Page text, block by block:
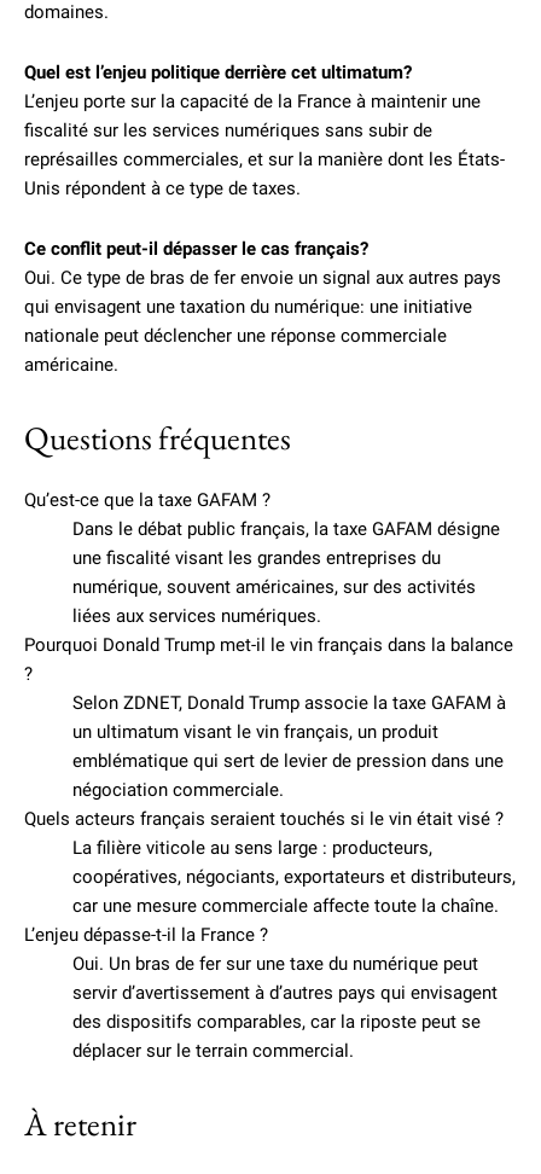
domaines.
Quel est l’enjeu politique derrière cet ultimatum?
L’enjeu porte sur la capacité de la France à maintenir une
fiscalité sur les services numériques sans subir de
représailles commerciales, et sur la manière dont les États-
Unis répondent à ce type de taxes.
Ce conflit peut-il dépasser le cas français?
Oui. Ce type de bras de fer envoie un signal aux autres pays
qui envisagent une taxation du numérique: une initiative
nationale peut déclencher une réponse commerciale
américaine.
Questions fréquentes
Qu’est-ce que la taxe GAFAM ?
Dans le débat public français, la taxe GAFAM désigne
une fiscalité visant les grandes entreprises du
numérique, souvent américaines, sur des activités
liées aux services numériques.
Pourquoi Donald Trump met-il le vin français dans la balance
?
Selon ZDNET, Donald Trump associe la taxe GAFAM à
un ultimatum visant le vin français, un produit
emblématique qui sert de levier de pression dans une
négociation commerciale.
Quels acteurs français seraient touchés si le vin était visé ?
La filière viticole au sens large : producteurs,
coopératives, négociants, exportateurs et distributeurs,
car une mesure commerciale affecte toute la chaîne.
L’enjeu dépasse-t-il la France ?
Oui. Un bras de fer sur une taxe du numérique peut
servir d’avertissement à d’autres pays qui envisagent
des dispositifs comparables, car la riposte peut se
déplacer sur le terrain commercial.
À retenir